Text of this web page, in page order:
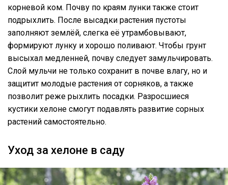
корневой ком. Почву по краям лунки также стоит
подрыхлить. После высадки растения пустоты
заполняют землёй, слегка её утрамбовывают,
формируют лунку и хорошо поливают. Чтобы грунт
высыхал медленней, почву следует замульчировать.
Слой мульчи не только сохранит в почве влагу, но и
защитит молодые растения от сорняков, а также
позволит реже рыхлить посадки. Разросшиеся
кустики хелоне смогут подавлять развитие сорных
растений самостоятельно.
Уход за хелоне в саду